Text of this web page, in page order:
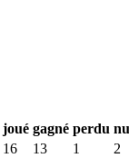
joué gagné perdu
16 13 1 2